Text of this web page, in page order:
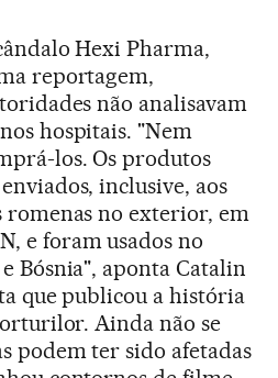
Hexi Pharma,
reportagem,
não analisavam
hospitais. "Nem
los. Os produtos
inclusive, aos
romenas no exterior, em
e foram usados no
Bósnia", aponta Catalin
que publicou a história
Ainda não se
podem ter sido afetadas